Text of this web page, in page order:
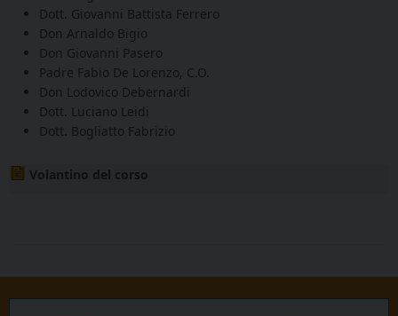
Dott. Giovanni Battista Ferrero
Don Arnaldo Bigio
Don Giovanni Pasero
Padre Fabio De Lorenzo, C.O.
Don Lodovico Debernardi
Dott. Luciano Leidi
Dott. Bogliatto Fabrizio
Volantino del corso